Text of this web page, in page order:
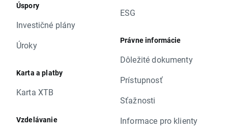
Úspory
Investičné plány
Úroky
Karta a platby
Karta XTB
Vzdelávanie
ESG
Právne informácie
Dôležité dokumenty
Prístupnosť
Sťažnosti
Informace pro klienty